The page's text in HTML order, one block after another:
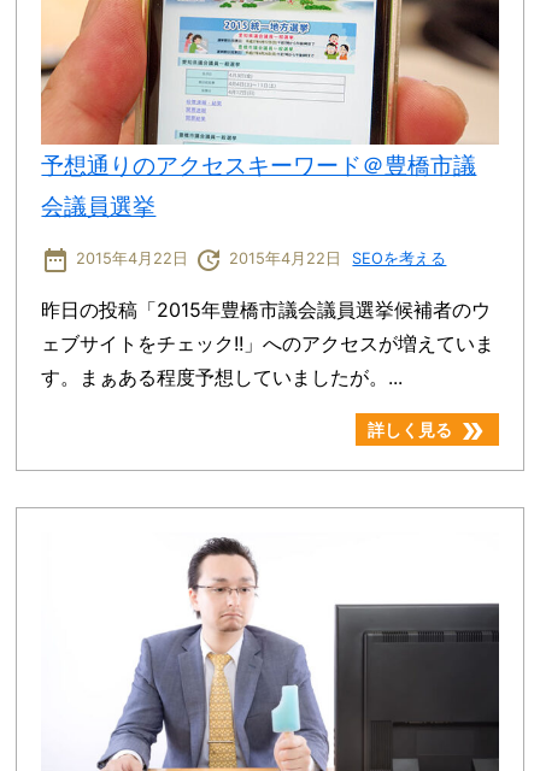
予想通りのアクセスキーワード＠豊橋市議
会議員選挙
date_range 2015年4月22日 update 2015年4月22日 SEOを考える
昨日の投稿「2015年豊橋市議会議員選挙候補者のウ
ェブサイトをチェック!!」へのアクセスが増えていま
す。まぁある程度予想していましたが。...
詳しく見る double_arrow